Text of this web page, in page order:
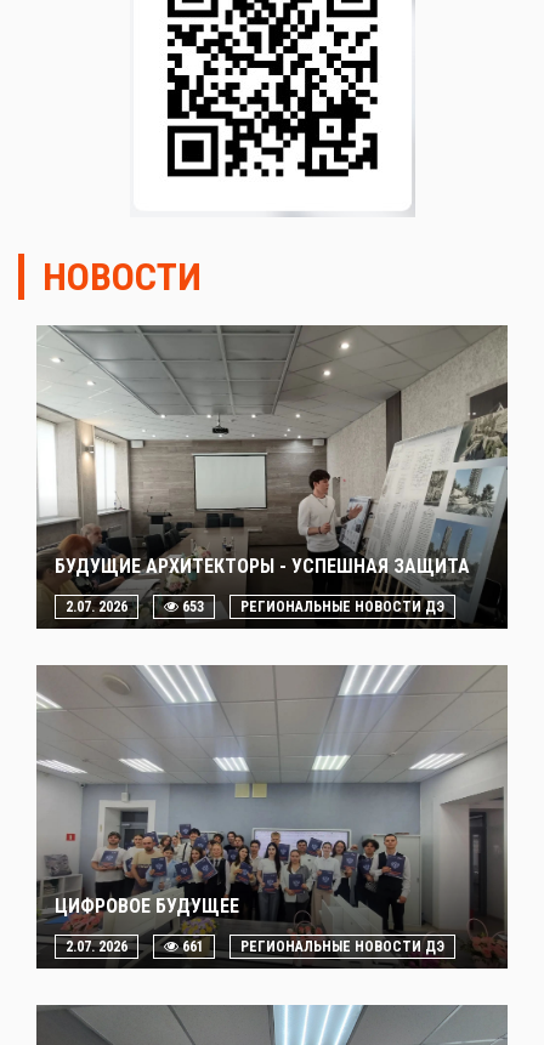
НОВОСТИ
БУДУЩИЕ АРХИТЕКТОРЫ - УСПЕШНАЯ ЗАЩИТА
2.07. 2026 653 РЕГИОНАЛЬНЫЕ НОВОСТИ ДЭ
ЦИФРОВОЕ БУДУЩЕЕ
2.07. 2026 661 РЕГИОНАЛЬНЫЕ НОВОСТИ ДЭ